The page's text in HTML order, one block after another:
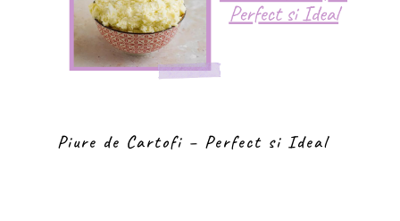
Piure de Cartofi – Perfect si Ideal